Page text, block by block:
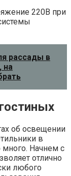
220В при
рассады в
на
об освещении
в
много. Начнем с
отлично
любого